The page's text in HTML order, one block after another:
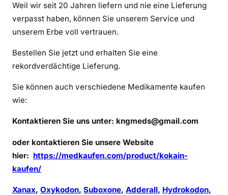
e
p
r
h
l
t
c
Weil wir seit 20 Jahren liefern und nie eine Lieferung
verpasst haben, können Sie unserem Service und
unserem Erbe voll vertrauen.
Bestellen Sie jetzt und erhalten Sie eine
rekordverdächtige Lieferung.
Sie können auch verschiedene Medikamente kaufen
wie:
Kontaktieren Sie uns unter: kngmeds@gmail.com
oder kontaktieren Sie unsere Website
hier: https://medkaufen.com/product/kokain-
kaufen/
Xanax, Oxykodon, Suboxone, Adderall, Hydrokodon,